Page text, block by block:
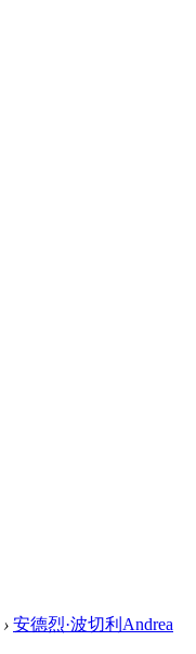
› 安德烈·波切利Andrea